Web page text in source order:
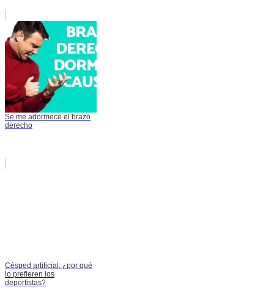
Se me adormece el brazo
derecho
Césped artificial: ¿por qué
lo prefieren los
deportistas?